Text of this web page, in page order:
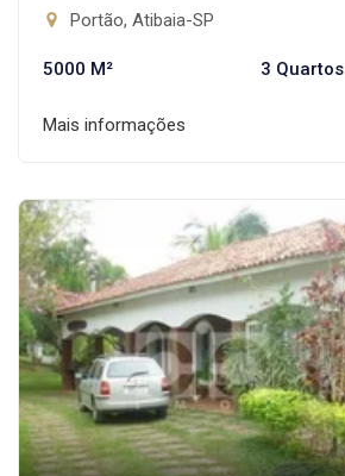
Portão, Atibaia-SP
5000 M² 3 Quartos
Mais informações